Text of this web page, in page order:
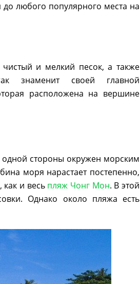
любого популярного места на
и мелкий песок, а также
знаменит своей главной
расположена на вершине
стороны окружен морским
моря нарастает постепенно,
как и весь пляж Чонг Мон. В этой
Однако около пляжа есть